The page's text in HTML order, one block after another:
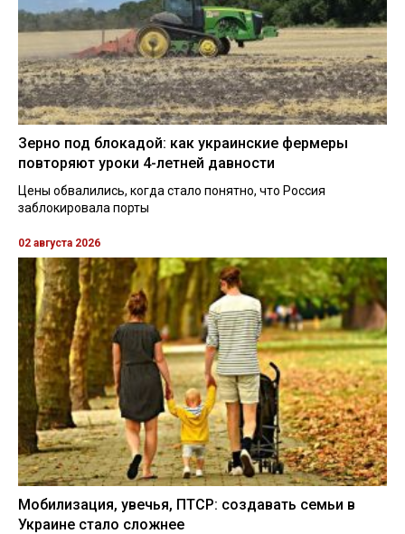
Зерно под блокадой: как украинские фермеры
повторяют уроки 4-летней давности
Цены обвалились, когда стало понятно, что Россия
заблокировала порты
02 августа 2026
Мобилизация, увечья, ПТСР: создавать семьи в
Украине стало сложнее